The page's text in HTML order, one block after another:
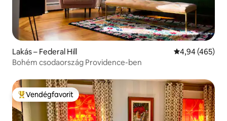
Lakás – Federal Hill Átlagos
4,94 (465)
Bohém csodaország Providence-ben
Kiemelt vendégfavorit
Vendégfavorit